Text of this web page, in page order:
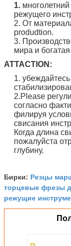
1.
режущего
2. От
produdtion.
3.
мира и
ATTACTION:
1.
2.Please
согласно
филируя
свисания
Когда длина
пожалуйста
глубину.
Бирки: Резцы
торцевые фрезы
режущие